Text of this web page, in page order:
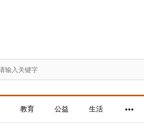
教育 公益 生活